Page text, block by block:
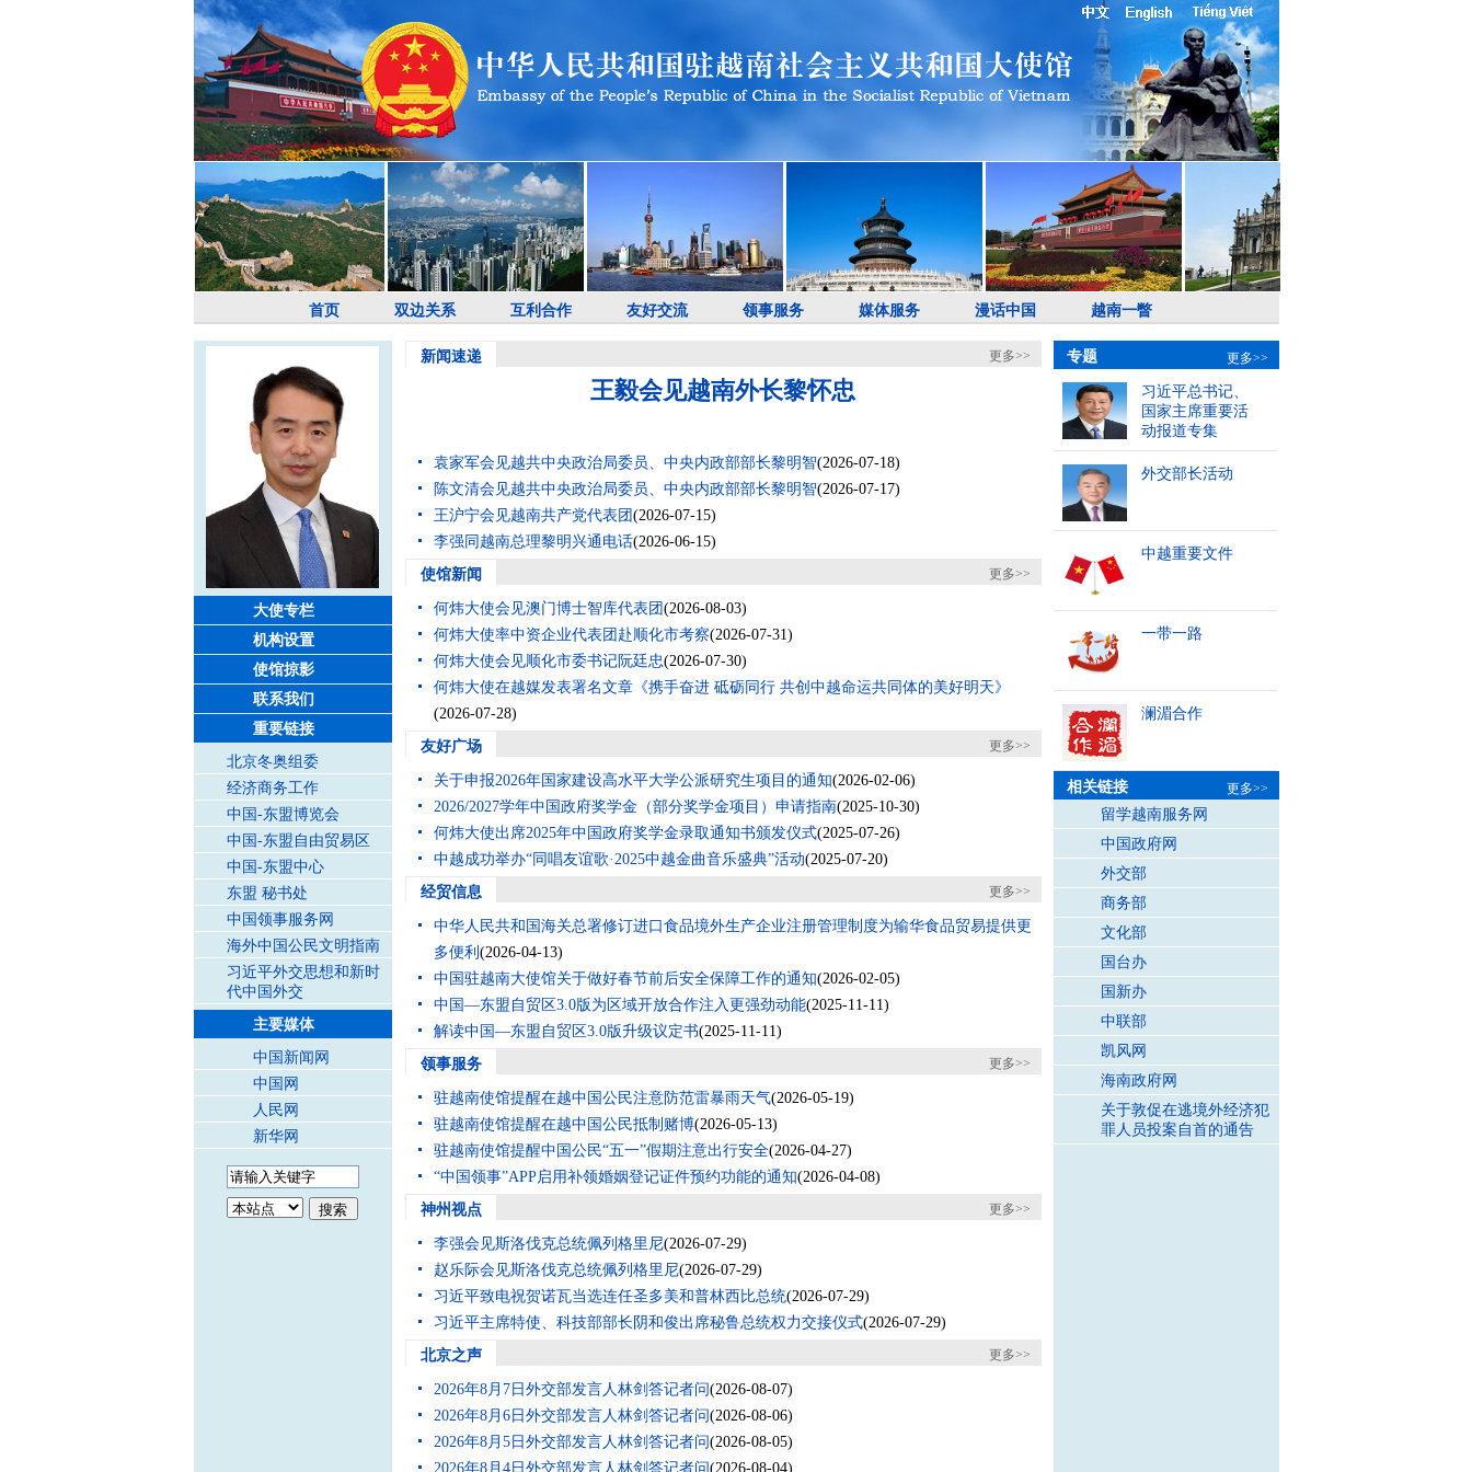
首页 双边关系 互利合作 友好交流 领事服务 媒体服务 漫话中国 越南一瞥
大使专栏
机构设置
使馆掠影
联系我们
重要链接
北京冬奥组委
经济商务工作
中国-东盟博览会
中国-东盟自由贸易区
中国-东盟中心
东盟 秘书处
中国领事服务网
海外中国公民文明指南
习近平外交思想和新时
代中国外交
主要媒体
中国新闻网
中国网
人民网
新华网
新闻速递 更多>>
王毅会见越南外长黎怀忠
袁家军会见越共中央政治局委员、中央内政部部长黎明智(2026-07-18)
陈文清会见越共中央政治局委员、中央内政部部长黎明智(2026-07-17)
王沪宁会见越南共产党代表团 (2026-07-15)
李强同越南总理黎明兴通电话(2026-06-15)
使馆新闻
更多>>
何炜大使会见澳门博士智库代表团 (2026-08-03)
何炜大使率中资企业代表团赴顺化市考察(2026-07-31)
何炜大使会见顺化市委书记阮廷忠(2026-07-30)
何炜大使在越媒发表署名文章《携手奋进 砥砺同行 共创中越命运共同体的美好明天》
(2026-07-28)
友好广场
更多>>
关于申报2026年国家建设高水平大学公派研究生项目的通知(2026-02-06)
2026/2027学年中国政府奖学金（部分奖学金项目）申请指南(2025-10-30)
何炜大使出席2025年中国政府奖学金录取通知书颁发仪式(2025-07-26)
中越成功举办“同唱友谊歌·2025中越金曲音乐盛典”活动(2025-07-20)
经贸信息
更多>>
中华人民共和国海关总署修订进口食品境外生产企业注册管理制度为输华食品贸易提供更
多便利 (2026-04-13)
中国驻越南大使馆关于做好春节前后安全保障工作的通知(2026-02-05)
中国—东盟自贸区3.0版为区域开放合作注入更强劲动能(2025-11-11)
解读中国—东盟自贸区3.0版升级议定书(2025-11-11)
领事服务
更多>>
驻越南使馆提醒在越中国公民注意防范雷暴雨天气(2026-05-19)
驻越南使馆提醒在越中国公民抵制赌博(2026-05-13)
驻越南使馆提醒中国公民“五一”假期注意出行安全(2026-04-27)
“中国领事”APP启用补领婚姻登记证件预约功能的通知(2026-04-08)
神州视点
更多>>
李强会见斯洛伐克总统佩列格里尼(2026-07-29)
赵乐际会见斯洛伐克总统佩列格里尼(2026-07-29)
习近平致电祝贺诺瓦当选连任圣多美和普林西比总统(2026-07-29)
习近平主席特使、科技部部长阴和俊出席秘鲁总统权力交接仪式(2026-07-29)
北京之声
更多>>
2026年8月7日外交部发言人林剑答记者问(2026-08-07)
2026年8月6日外交部发言人林剑答记者问(2026-08-06)
2026年8月5日外交部发言人林剑答记者问(2026-08-05)
2026年8月4日外交部发言人林剑答记者问(2026-08-04)
专题 更多>>
习近平总书记、
国家主席重要活
动报道专集
外交部长活动
中越重要文件
一带一路
澜湄合作
相关链接 更多>>
留学越南服务网
中国政府网
外交部
商务部
文化部
国台办
国新办
中联部
凯风网
海南政府网
关于敦促在逃境外经济犯
罪人员投案自首的通告